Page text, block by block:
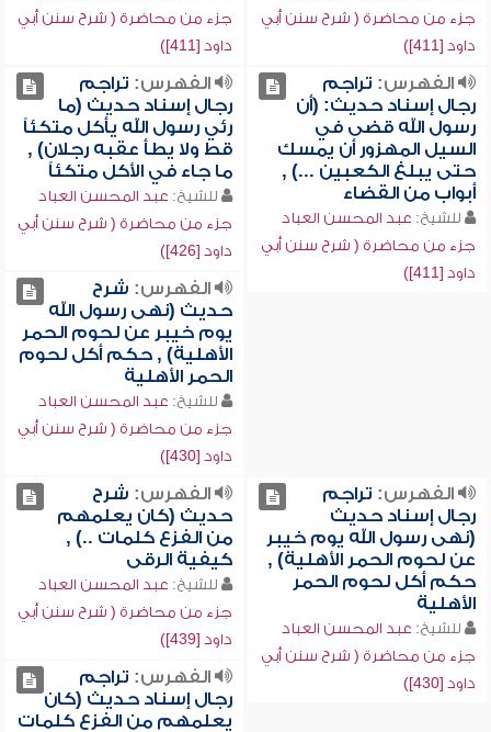
جزء من محاضرة ( شرح سنن أبي
داود [411])
جزء من محاضرة ( شرح سنن أبي
داود [411])
الفهرس: تراجم
رجال إسناد حديث: (أن
رسول الله قضى في
السيل المهزور أن يمسك
حتى يبلغ الكعبين ...) ,
أبواب من القضاء
للشيخ: عبد المحسن العباد
جزء من محاضرة ( شرح سنن أبي
داود [411])
الفهرس: تراجم
رجال إسناد حديث (ما
رئي رسول الله يأكل متكئاً
قط ولا يطأ عقبه رجلان) ,
ما جاء في الأكل متكئاً
للشيخ: عبد المحسن العباد
جزء من محاضرة ( شرح سنن أبي
داود [426])
الفهرس: شرح
حديث (نهى رسول الله
يوم خيبر عن لحوم الحمر
الأهلية) , حكم أكل لحوم
الحمر الأهلية
للشيخ: عبد المحسن العباد
جزء من محاضرة ( شرح سنن أبي
داود [430])
الفهرس: تراجم
رجال إسناد حديث
(نهى رسول الله يوم خيبر
عن لحوم الحمر الأهلية) ,
حكم أكل لحوم الحمر
الأهلية
للشيخ: عبد المحسن العباد
جزء من محاضرة ( شرح سنن أبي
داود [430])
الفهرس: شرح
حديث (كان يعلمهم
من الفزع كلمات ..) ,
كيفية الرقى
للشيخ: عبد المحسن العباد
جزء من محاضرة ( شرح سنن أبي
داود [439])
الفهرس: تراجم
رجال إسناد حديث (كان
يعلمهم من الفزع كلمات